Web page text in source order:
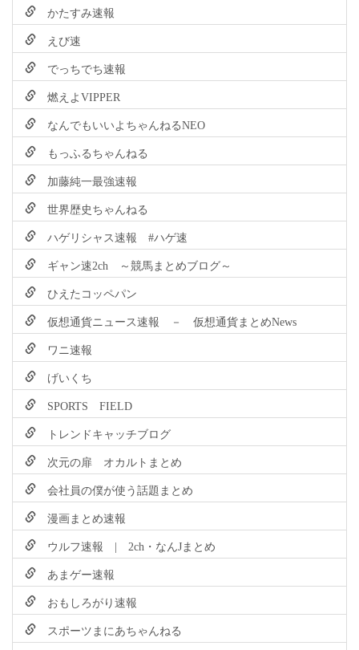
かたすみ速報
えび速
でっちでち速報
燃えよVIPPER
なんでもいいよちゃんねるNEO
もっふるちゃんねる
加藤純一最強速報
世界歴史ちゃんねる
ハゲリシャス速報 #ハゲ速
ギャン速2ch ～競馬まとめブログ～
ひえたコッペパン
仮想通貨ニュース速報 － 仮想通貨まとめNews
ワニ速報
げいくち
SPORTS FIELD
トレンドキャッチブログ
次元の扉 オカルトまとめ
会社員の僕が使う話題まとめ
漫画まとめ速報
ウルフ速報 | 2ch・なんJまとめ
あまゲー速報
おもしろがり速報
スポーツまにあちゃんねる